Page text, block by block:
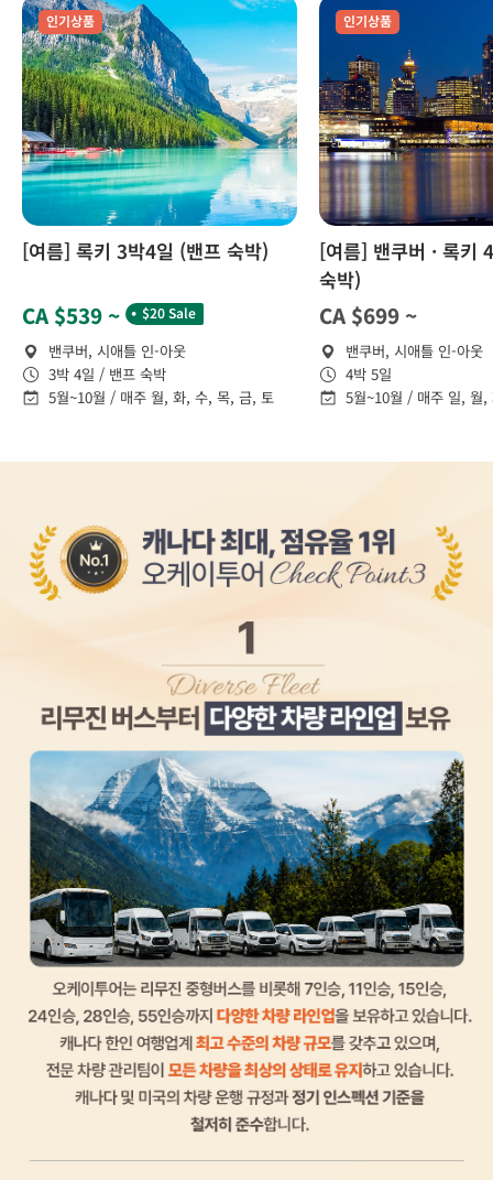
인기상품
[여름] 록키 3박4일 (밴프 숙박)
CA $539 ~ $20 Sale
˙
밴쿠버, 시애틀 인-아웃
3박 4일 / 밴프 숙박
5월~10월 / 매주 월, 화, 수, 목, 금, 토
인기상품
[여름] 밴쿠버 · 록키
숙박)
CA $699 ~
밴쿠버, 시애틀 인-아웃
4박 5일
5월~10월 / 매주 일, 월